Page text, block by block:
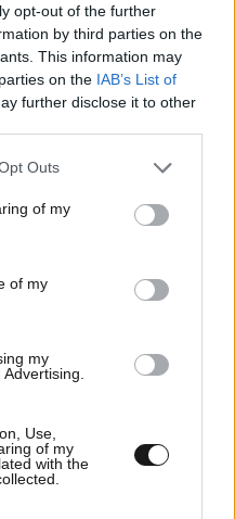
opt-out of the further
by third parties on the
This information may
on the IAB’s List of
further disclose it to other
uses one or more Google
You may click to
and its third-party tags to
purposes in below Google
Outs
of my
of my
my
Use,
of my
with the
Ελλάδα λίγο πριν
η οικογένεια